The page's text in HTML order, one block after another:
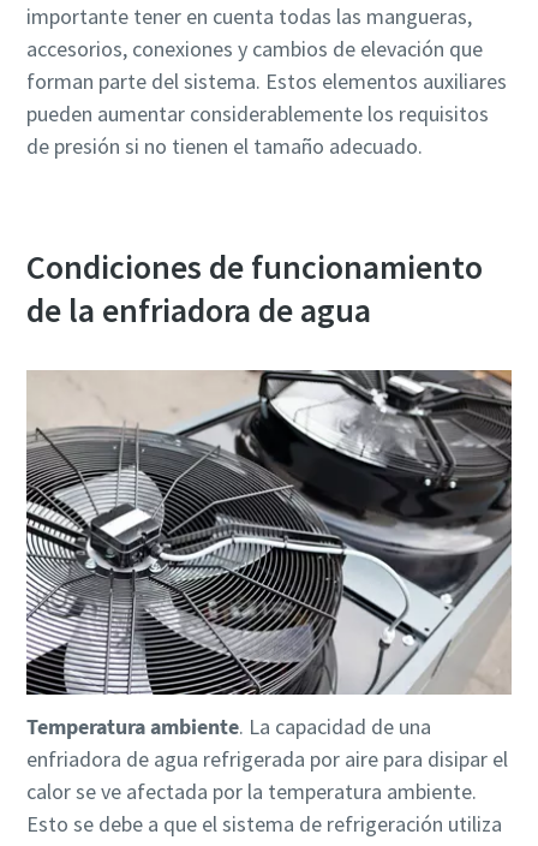
importante tener en cuenta todas las mangueras,
accesorios, conexiones y cambios de elevación que
forman parte del sistema. Estos elementos auxiliares
pueden aumentar considerablemente los requisitos
de presión si no tienen el tamaño adecuado.
Condiciones de funcionamiento
de la enfriadora de agua
Temperatura ambiente. La capacidad de una
enfriadora de agua refrigerada por aire para disipar el
calor se ve afectada por la temperatura ambiente.
Esto se debe a que el sistema de refrigeración utiliza